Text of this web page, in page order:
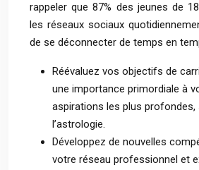
rappeler que 87% des jeunes de
les réseaux sociaux
de se déconnecter de temps en
Réévaluez vos objectifs de
une importance primordiale à
aspirations les plus profondes,
l’astrologie.
Développez de nouvelles
votre réseau professionnel et